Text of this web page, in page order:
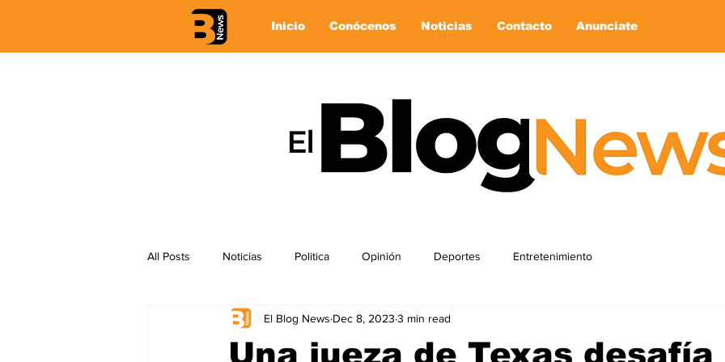
Inicio Conócenos Noticias Contacto Anunciate
All Posts Noticias Politica Opinión Deportes Entretenimiento
Una jueza de Texas desafía
El Blog News Dec 8, 2023 3 min read